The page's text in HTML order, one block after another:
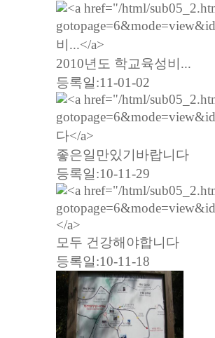
2010년도 학교육성비...
등록일:11-01-02
좋은일만있기바랍니다
등록일:10-11-29
모두 건강해야합니다
등록일:10-11-18